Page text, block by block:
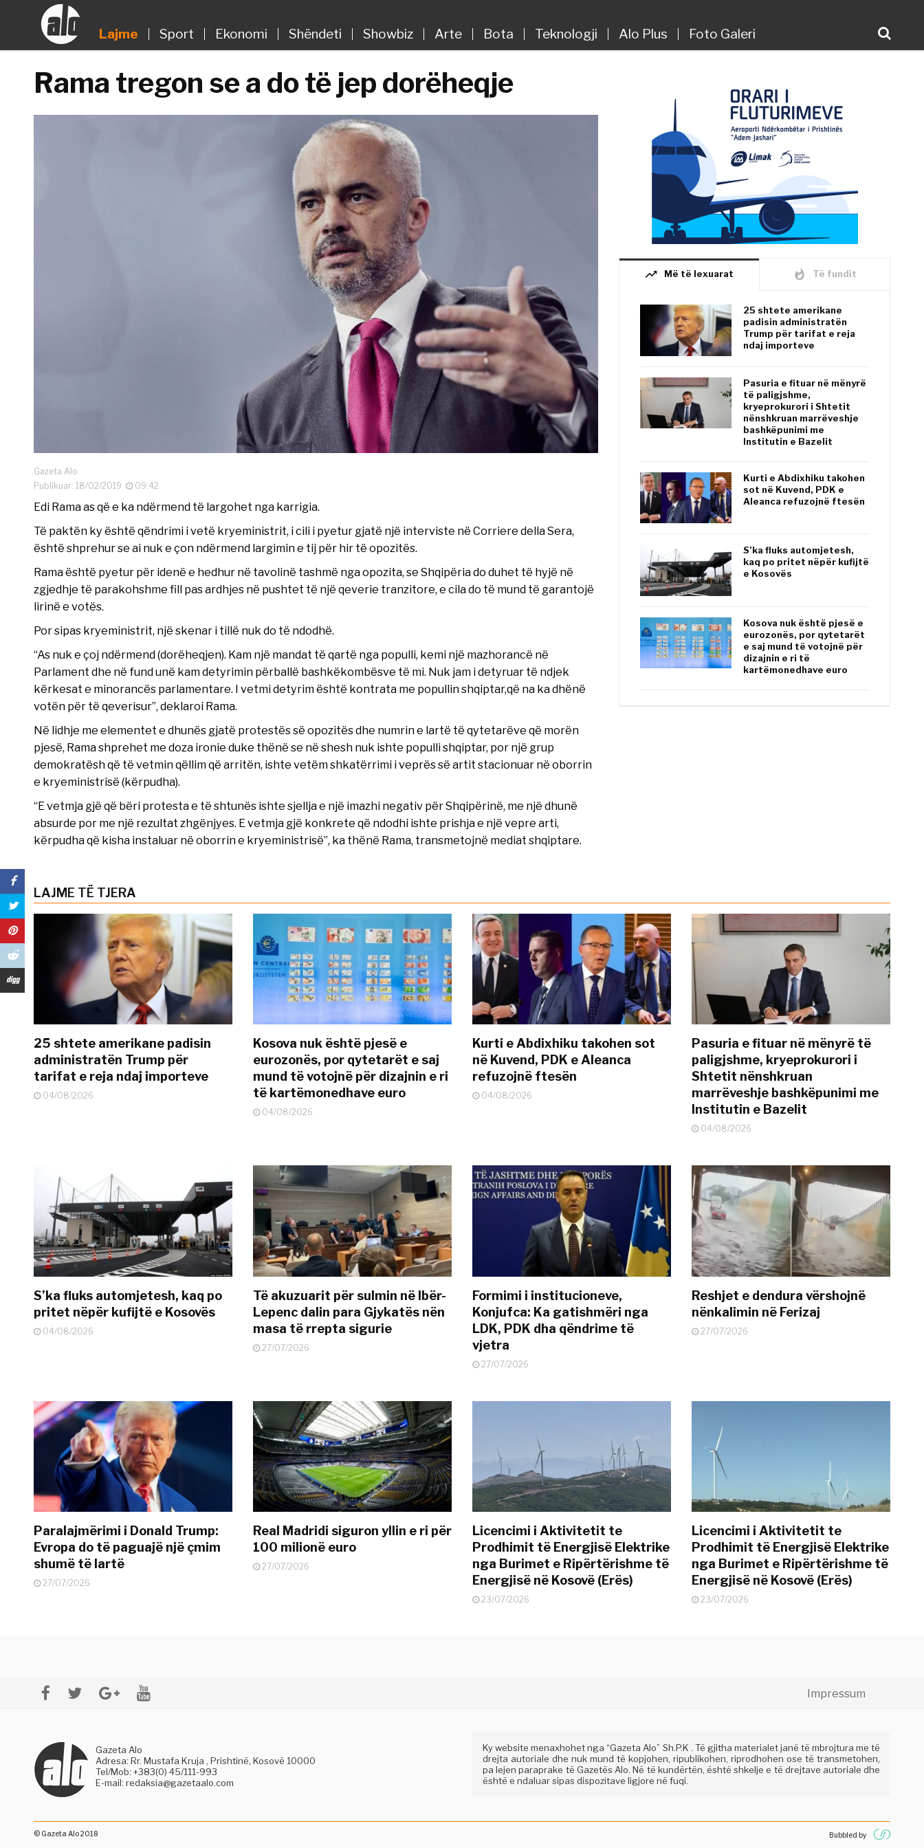
Lajme Sport Ekonomi Shëndeti Showbiz Arte Bota Teknologji Alo Plus Foto Galeri
Rama tregon se a do të jep dorëheqje
Gazeta Alo
Publikuar: 18/02/2019
09:42
Edi Rama as që e ka ndërmend të largohet nga karrigia.
Të paktën ky është qëndrimi i vetë kryeministrit, i cili i pyetur gjatë një interviste në Corriere della Sera,
është shprehur se ai nuk e çon ndërmend largimin e tij për hir të opozitës.
Rama është pyetur për idenë e hedhur në tavolinë tashmë nga opozita, se Shqipëria do duhet të hyjë në
zgjedhje të parakohshme fill pas ardhjes në pushtet të një qeverie tranzitore, e cila do të mund të garantojë
lirinë e votës.
Por sipas kryeministrit, një skenar i tillë nuk do të ndodhë.
“As nuk e çoj ndërmend (dorëheqjen). Kam një mandat të qartë nga populli, kemi një mazhorancë në
Parlament dhe në fund unë kam detyrimin përballë bashkëkombësve të mi. Nuk jam i detyruar të ndjek
kërkesat e minorancës parlamentare. I vetmi detyrim është kontrata me popullin shqiptar,që na ka dhënë
votën për të qeverisur”, deklaroi Rama.
Në lidhje me elementet e dhunës gjatë protestës së opozitës dhe numrin e lartë të qytetarëve që morën
pjesë, Rama shprehet me doza ironie duke thënë se në shesh nuk ishte populli shqiptar, por një grup
demokratësh që të vetmin qëllim që arritën, ishte vetëm shkatërrimi i veprës së artit stacionuar në oborrin
e kryeministrisë (kërpudha).
“E vetmja gjë që bëri protesta e të shtunës ishte sjellja e një imazhi negativ për Shqipërinë, me një dhunë
absurde por me një rezultat zhgënjyes. E vetmja gjë konkrete që ndodhi ishte prishja e një vepre arti,
kërpudha që kisha instaluar në oborrin e kryeministrisë”, ka thënë Rama, transmetojnë mediat shqiptare.
trending_up Më të lexuarat whatshot Të fundit
25 shtete amerikane
padisin administratën
Trump për tarifat e reja
ndaj importeve
Pasuria e fituar në mënyrë
të paligjshme,
kryeprokurori i Shtetit
nënshkruan marrëveshje
bashkëpunimi me
Institutin e Bazelit
Kurti e Abdixhiku takohen
sot në Kuvend, PDK e
Aleanca refuzojnë ftesën
S’ka fluks automjetesh,
kaq po pritet nëpër kufijtë
e Kosovës
Kosova nuk është pjesë e
eurozonës, por qytetarët
e saj mund të votojnë për
dizajnin e ri të
kartëmonedhave euro
LAJME TË TJERA
25 shtete amerikane padisin
administratën Trump për
tarifat e reja ndaj importeve
04/08/2026
Kosova nuk është pjesë e
eurozonës, por qytetarët e saj
mund të votojnë për dizajnin e ri
të kartëmonedhave euro
04/08/2026
Kurti e Abdixhiku takohen sot
në Kuvend, PDK e Aleanca
refuzojnë ftesën
04/08/2026
Pasuria e fituar në mënyrë të
paligjshme, kryeprokurori i
Shtetit nënshkruan
marrëveshje bashkëpunimi me
Institutin e Bazelit
04/08/2026
S’ka fluks automjetesh, kaq po
pritet nëpër kufijtë e Kosovës
04/08/2026
Të akuzuarit për sulmin në Ibër-
Lepenc dalin para Gjykatës nën
masa të rrepta sigurie
27/07/2026
Formimi i institucioneve,
Konjufca: Ka gatishmëri nga
LDK, PDK dha qëndrime të
vjetra
27/07/2026
Reshjet e dendura vërshojnë
nënkalimin në Ferizaj
27/07/2026
Paralajmërimi i Donald Trump:
Evropa do të paguajë një çmim
shumë të lartë
27/07/2026
Real Madridi siguron yllin e ri për
100 milionë euro
27/07/2026
Licencimi i Aktivitetit te
Prodhimit të Energjisë Elektrike
nga Burimet e Ripërtërishme të
Energjisë në Kosovë (Erës)
23/07/2026
Licencimi i Aktivitetit te
Prodhimit të Energjisë Elektrike
nga Burimet e Ripërtërishme të
Energjisë në Kosovë (Erës)
23/07/2026
Impressum
Gazeta Alo
Adresa: Rr. Mustafa Kruja , Prishtinë, Kosovë 10000
Tel/Mob: +383(0) 45/111-993
E-mail: redaksia@gazetaalo.com
Ky website menaxhohet nga “Gazeta Alo” Sh.P.K . Të gjitha materialet janë të mbrojtura me të
drejta autoriale dhe nuk mund të kopjohen, ripublikohen, riprodhohen ose të transmetohen,
pa lejen paraprake të Gazetës Alo. Në të kundërtën, është shkelje e të drejtave autoriale dhe
është e ndaluar sipas dispozitave ligjore në fuqi.
© Gazeta Alo 2018 Bubbled by